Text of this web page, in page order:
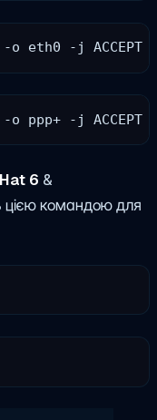
o eth0 -j ACCEPT
ppp+ -j ACCEPT
6 &
цією командою для